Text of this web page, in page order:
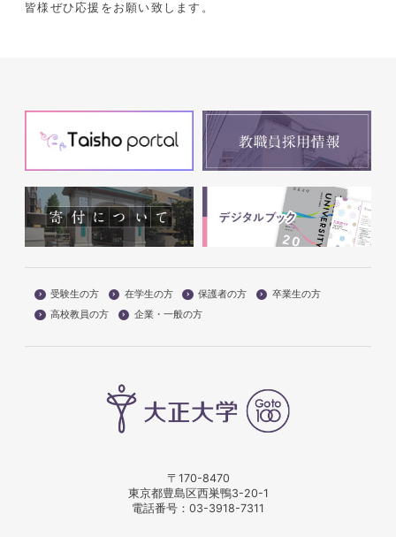
皆様ぜひ応援をお願い致します。
受験生の方 在学生の方 保護者の方
卒業生の方
高校教員の方
企業・一般の方
〒170-8470
東京都豊島区西巣鴨3-20-1
電話番号： 03-3918-7311